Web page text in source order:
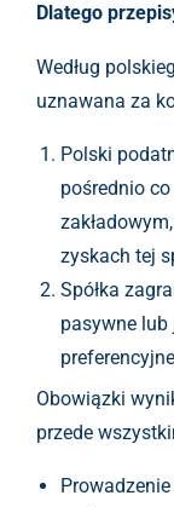
Dlatego
Według
uznawana za
Polski
pośrednio
zyskach tej
Spółka
pasywne
Obowiązki
przede